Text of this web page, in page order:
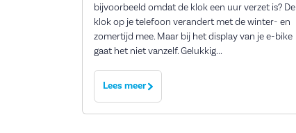
bijvoorbeeld omdat de klok een uur verzet is? De
klok op je telefoon verandert met de winter- en
zomertijd mee. Maar bij het display van je e-bike
gaat het niet vanzelf. Gelukkig...
Lees meer